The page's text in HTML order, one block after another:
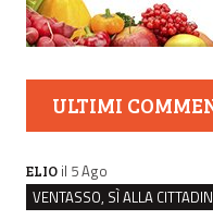
ULTIMI
ELIO il 5 Ago